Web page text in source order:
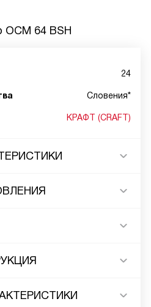
OCM 64 BSH
24
Словения*
КРАФТ (CRAFT)